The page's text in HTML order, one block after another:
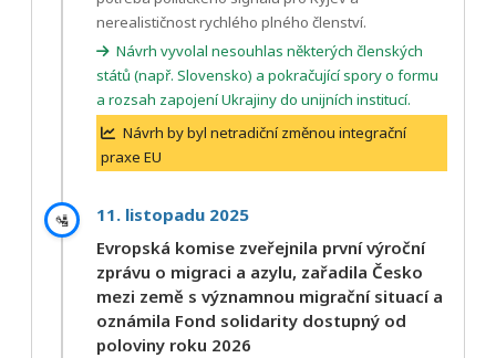
nerealističnost rychlého plného členství.
Návrh vyvolal nesouhlas některých členských
států (např. Slovensko) a pokračující spory o formu
a rozsah zapojení Ukrajiny do unijních institucí.
Návrh by byl netradiční změnou integrační
praxe EU
🛂
11. listopadu 2025
Evropská komise zveřejnila první výroční
zprávu o migraci a azylu, zařadila Česko
mezi země s významnou migrační situací a
oznámila Fond solidarity dostupný od
poloviny roku 2026